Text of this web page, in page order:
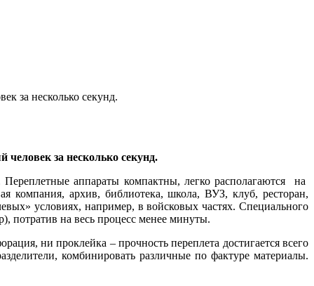
за несколько секунд.
за несколько секунд.
аппараты компактны, легко располагаются на
компания, архив, библиотека, школа, ВУЗ, клуб, ресторан,
условиях, например, в войсковых частях. Специального
потратив на весь процесс менее минуты.
ни проклейка – прочность переплета достигается всего
комбинировать различные по фактуре материалы.